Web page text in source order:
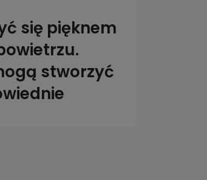
się pięknem
stworzyć